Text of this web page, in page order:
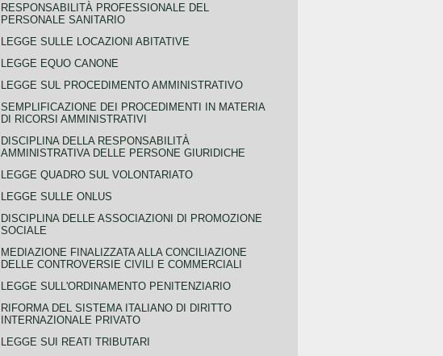
RESPONSABILITÀ PROFESSIONALE DEL
PERSONALE SANITARIO
LEGGE SULLE LOCAZIONI ABITATIVE
LEGGE EQUO CANONE
LEGGE SUL PROCEDIMENTO AMMINISTRATIVO
SEMPLIFICAZIONE DEI PROCEDIMENTI IN MATERIA
DI RICORSI AMMINISTRATIVI
DISCIPLINA DELLA RESPONSABILITÀ
AMMINISTRATIVA DELLE PERSONE GIURIDICHE
LEGGE QUADRO SUL VOLONTARIATO
LEGGE SULLE ONLUS
DISCIPLINA DELLE ASSOCIAZIONI DI PROMOZIONE
SOCIALE
MEDIAZIONE FINALIZZATA ALLA CONCILIAZIONE
DELLE CONTROVERSIE CIVILI E COMMERCIALI
LEGGE SULL'ORDINAMENTO PENITENZIARIO
RIFORMA DEL SISTEMA ITALIANO DI DIRITTO
INTERNAZIONALE PRIVATO
LEGGE SUI REATI TRIBUTARI